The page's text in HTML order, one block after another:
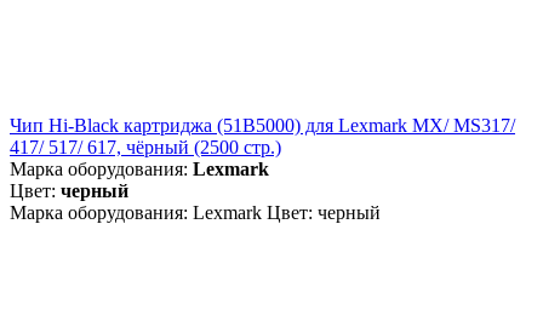
Чип Hi-Black картриджа (51B5000) для Lexmark MX/ MS317/
417/ 517/ 617, чёрный (2500 стр.)
Марка оборудования: Lexmark
Цвет: черный
Марка оборудования: Lexmark Цвет: черный